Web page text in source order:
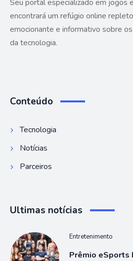
Seu portal especializado em jogos
encontrará um refúgio online
emocionante e informativo sobre
da tecnologia.
Conteúdo
Tecnologia
Notícias
Parceiros
Ultimas notícias
Entretenimento
Prêmio eSports